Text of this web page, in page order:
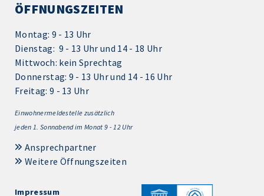
ÖFFNUNGSZEITEN
Montag: 9 - 13 Uhr
Dienstag: 9 - 13 Uhr und 14 - 18 Uhr
Mittwoch: kein Sprechtag
Donnerstag: 9 - 13 Uhr und 14 - 16 Uhr
Freitag: 9 - 13 Uhr
Einwohnermeldestelle zusätzlich
jeden 1. Sonnabend im Monat 9 - 12 Uhr
Ansprechpartner
Weitere Öffnungszeiten
Impressum